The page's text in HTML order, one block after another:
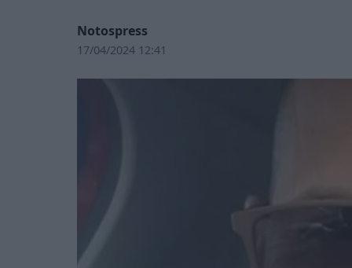
Notospress
17/04/2024 12:41